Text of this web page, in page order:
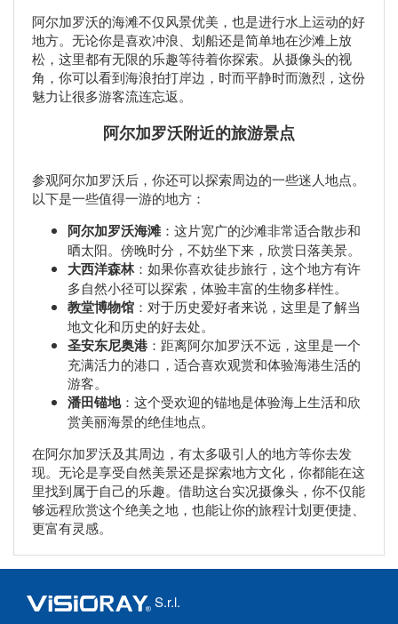
阿尔加罗沃的海滩不仅风景优美，也是进行水上运动的好
地方。无论你是喜欢冲浪、划船还是简单地在沙滩上放
松，这里都有无限的乐趣等待着你探索。从摄像头的视
角，你可以看到海浪拍打岸边，时而平静时而激烈，这份
魅力让很多游客流连忘返。
阿尔加罗沃附近的旅游景点
参观阿尔加罗沃后，你还可以探索周边的一些迷人地点。
以下是一些值得一游的地方：
阿尔加罗沃海滩 ：这片宽广的沙滩非常适合散步和
晒太阳。傍晚时分，不妨坐下来，欣赏日落美景。
大西洋森林：如果你喜欢徒步旅行，这个地方有许
多自然小径可以探索，体验丰富的生物多样性。
教堂博物馆 ：对于历史爱好者来说，这里是了解当
地文化和历史的好去处。
圣安东尼奥港：距离阿尔加罗沃不远，这里是一个
充满活力的港口，适合喜欢观赏和体验海港生活的
游客。
潘田锚地：这个受欢迎的锚地是体验海上生活和欣
赏美丽海景的绝佳地点。
在阿尔加罗沃及其周边，有太多吸引人的地方等你去发
现。无论是享受自然美景还是探索地方文化，你都能在这
里找到属于自己的乐趣。借助这台实况摄像头，你不仅能
够远程欣赏这个绝美之地，也能让你的旅程计划更便捷、
更富有灵感。
S.r.l.